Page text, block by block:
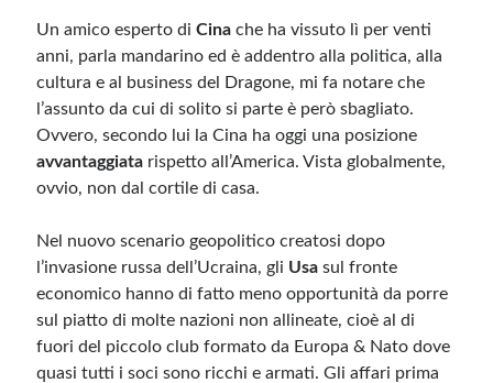
Un amico esperto diCina che ha vissuto lì per venti
anni, parla mandarino ed è addentro alla politica, alla
cultura e al business del Dragone, mi fa notare che
l’assunto da cui di solito si parte è però sbagliato.
Ovvero, secondo lui la Cina ha oggi una posizione
avvantaggiata rispetto all’America. Vista globalmente,
ovvio, non dal cortile di casa.
Nel nuovo scenario geopolitico creatosi dopo
l’invasione russa dell’Ucraina, gli Usasul fronte
economico hanno di fatto meno opportunità da porre
sul piatto di molte nazioni non allineate, cioè al di
fuori del piccolo club formato da Europa & Nato dove
quasi tutti i soci sono ricchi e armati. Gli affari prima